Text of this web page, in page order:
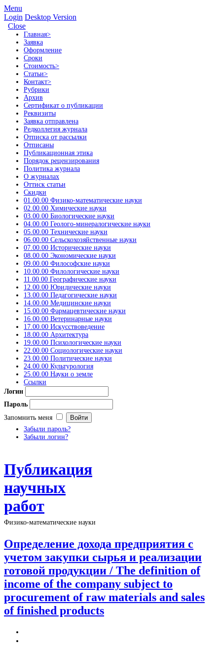
Menu
Login Desktop Version
Close
Главная>
Заявка
Оформление
Сроки
Стоимость>
Статьи>
Контакт>
Рубрики
Архив
Сертификат о публикации
Реквизиты
Заявка отправлена
Редколлегия журнала
Отписка от рассылки
Отписаны
Публикационная этика
Порядок рецензирования
Политика журнала
О журналах
Оттиск статьи
Скидки
01.00.00 Физико-математические науки
02.00.00 Химические науки
03.00.00 Биологические науки
04.00.00 Геолого-минералогические науки
05.00.00 Технические науки
06.00.00 Сельскохозяйственные науки
07.00.00 Исторические науки
08.00.00 Экономические науки
09.00.00 Философские науки
10.00.00 Филологические науки
11.00.00 Географические науки
12.00.00 Юридические науки
13.00.00 Педагогические науки
14.00.00 Медицинские науки
15.00.00 Фармацевтические науки
16.00.00 Ветеринарные науки
17.00.00 Искусствоведение
18.00.00 Архитектура
19.00.00 Психологические науки
22.00.00 Социологические науки
23.00.00 Политические науки
24.00.00 Культурология
25.00.00 Науки о земле
Ссылки
Логин
Пароль
Запомнить меня
Забыли пароль?
Забыли логин?
Публикация
научных
работ
Физико-математические науки
Определение дохода предприятия с
учетом закупки сырья и реализации
готовой продукции / The definition of
income of the company subject to
procurement of raw materials and sales
of finished products